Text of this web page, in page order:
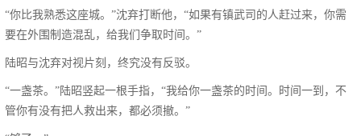
“你比我熟悉这座城。”沈弃打断他，“如果有镇武司的人赶过来，你需
要在外围制造混乱，给我们争取时间。”
陆昭与沈弃对视片刻，终究没有反驳。
“一盏茶。”陆昭竖起一根手指，“我给你一盏茶的时间。时间一到，不
管你有没有把人救出来，都必须撤。”